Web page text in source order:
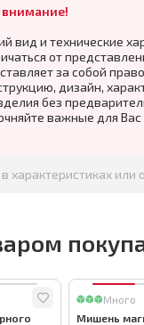
вид и технические
от
за собой
дизайн,
без
важные для
характеристиках или
Много
Мишень